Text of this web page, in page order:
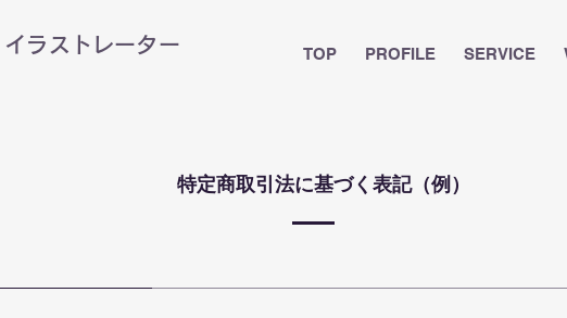
ラストレーター TOP PROFILE SERVICE
特定商取引法に基づく表記（例）